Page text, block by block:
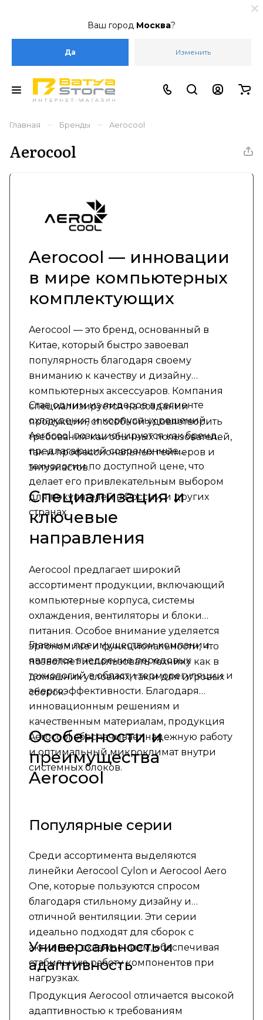
Ваш город Москва?
Да Изменить
Главная – Бренды – Aerocool
Aerocool
Aerocool — инновации
в мире компьютерных
комплектующих
Aerocool — это бренд, основанный в
Китае, который быстро завоевал
популярность благодаря своему
вниманию к качеству и дизайну
компьютерных аксессуаров. Компания
специализируется на создании
продукции, способной удовлетворить
требования как обычных пользователей,
так и профессиональных геймеров и
энтузиастов.
Став одним из лидеров в сегменте
охлаждения и корпусных решений,
Aerocool позиционируется как бренд,
предлагающий современные
технологии по доступной цене, что
делает его привлекательным выбором
для покупателей в России и других
странах.
Специализация и
ключевые
направления
Aerocool предлагает широкий
ассортимент продукции, включающий
компьютерные корпуса, системы
охлаждения, вентиляторы и блоки
питания. Особое внимание уделяется
эргономике и функциональности, что
позволяет использовать технику как в
домашних условиях, так и для игровых
сборок.
Главным преимуществом компании
является внедрение передовых
технологий в области терморегуляции и
энергоэффективности. Благодаря
инновационным решениям и
качественным материалам, продукция
Aerocool обеспечивает надежную работу
и оптимальный микроклимат внутри
системных блоков.
Особенности и
преимущества
Aerocool
Популярные серии
Среди ассортимента выделяются
линейки Aerocool Cylon и Aerocool Aero
One, которые пользуются спросом
благодаря стильному дизайну и
отличной вентиляции. Эти серии
идеально подходят для сборок с
активным охлаждением, обеспечивая
стабильную работу компонентов при
нагрузках.
Универсальность и
адаптивность
Продукция Aerocool отличается высокой
адаптивностью к требованиям